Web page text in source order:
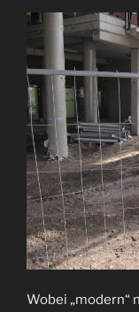
Wobei „modern“